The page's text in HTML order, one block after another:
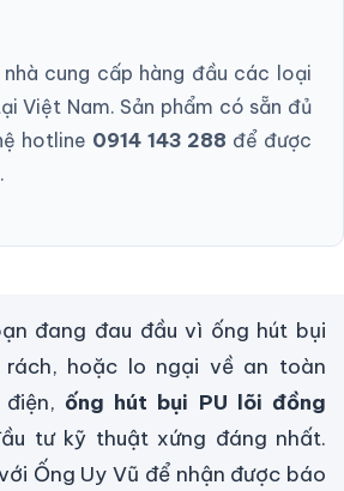
nhà cung cấp hàng đầu các loại
Việt Nam. Sản phẩm có sẵn đủ
hotline 0914 143 288 để được
đang đau đầu vì ống hút bụi
rách, hoặc lo ngại về an toàn
ống hút bụi PU lõi đồng
tư kỹ thuật xứng đáng nhất.
Ống Uy Vũ để nhận được báo